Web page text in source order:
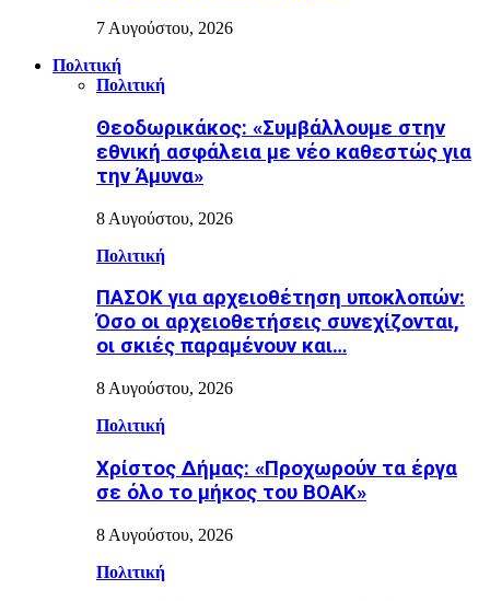
7 Αυγούστου, 2026
Πολιτική
Πολιτική
Θεοδωρικάκος: «Συμβάλλουμε στην
εθνική ασφάλεια με νέο καθεστώς για
την Άμυνα»
8 Αυγούστου, 2026
Πολιτική
ΠΑΣΟΚ για αρχειοθέτηση υποκλοπών:
Όσο οι αρχειοθετήσεις συνεχίζονται,
οι σκιές παραμένουν και…
8 Αυγούστου, 2026
Πολιτική
Χρίστος Δήμας: «Προχωρούν τα έργα
σε όλο το μήκος του ΒΟΑΚ»
8 Αυγούστου, 2026
Πολιτική